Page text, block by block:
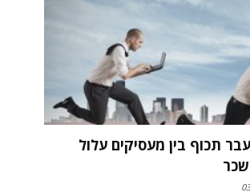
תכוף בין מעסיקים עלול